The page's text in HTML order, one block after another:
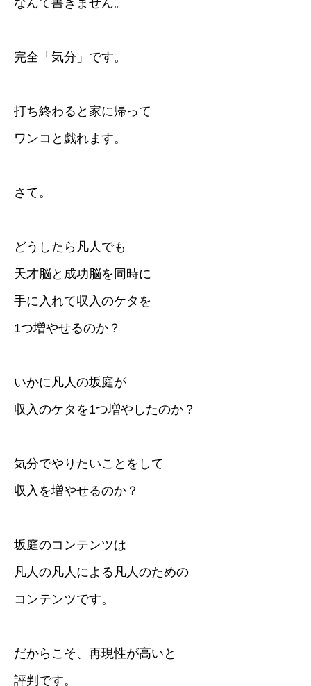
なんて書きません。
完全「気分」です。
打ち終わると家に帰って
ワンコと戯れます。
さて。
どうしたら凡人でも
天才脳と成功脳を同時に
手に入れて収入のケタを
1つ増やせるのか？
いかに凡人の坂庭が
収入のケタを1つ増やしたのか？
気分でやりたいことをして
収入を増やせるのか？
坂庭のコンテンツは
凡人の凡人による凡人のための
コンテンツです。
だからこそ、再現性が高いと
評判です。